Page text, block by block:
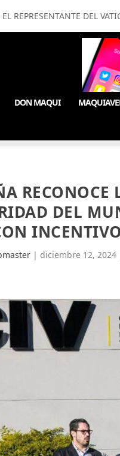
REPRESENTANTE DEL
DON MAQUI
RECONOCE
DEL
| diciembre 12, 2024